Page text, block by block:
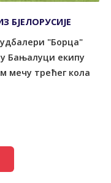
БЈЕЛОРУСИЈЕ
"Борца"
Бањалуци екипу
мечу трећег кола